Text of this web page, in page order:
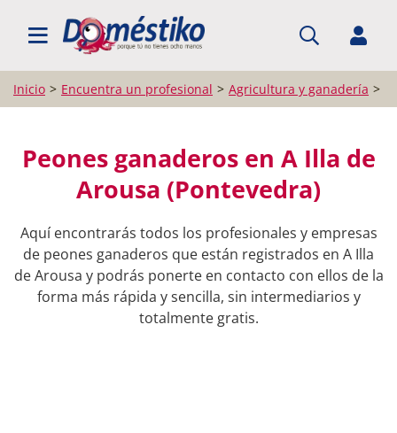
BUSCAR PROFESIONALES
Inicio Encuentra un profesional Agricultura y ganadería
Peones ganaderos en A Illa de
Arousa (Pontevedra)
Aquí encontrarás todos los profesionales y empresas
de peones ganaderos que están registrados en A Illa
de Arousa y podrás ponerte en contacto con ellos de la
forma más rápida y sencilla, sin intermediarios y
totalmente gratis.